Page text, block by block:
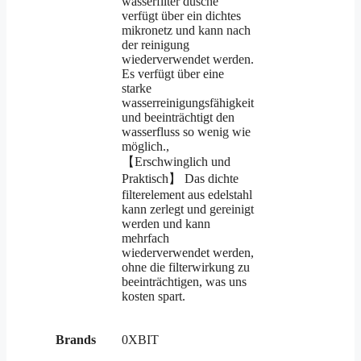
verfügt über ein dichtes
mikronetz und kann nach
der reinigung
wiederverwendet werden.
Es verfügt über eine
starke
wasserreinigungsfähigkeit
und beeinträchtigt den
wasserfluss so wenig wie
möglich.,
【Erschwinglich und
Praktisch】 Das dichte
filterelement aus edelstahl
kann zerlegt und gereinigt
werden und kann
mehrfach
wiederverwendet werden,
ohne die filterwirkung zu
beeinträchtigen, was uns
kosten spart.
Brands 0XBIT